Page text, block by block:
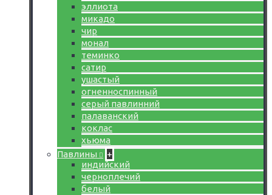
эллиота
микадо
чир
монал
теминко
сатир
ушастый
огненноспинный
серый павлинний
палаванский
коклас
хьюма
Павлины
+
индийский
черноплечий
белый